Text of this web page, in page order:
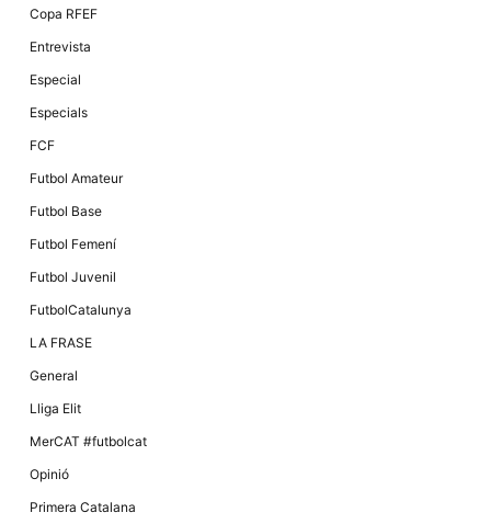
Copa RFEF
Entrevista
Especial
Especials
FCF
Futbol Amateur
Futbol Base
Futbol Femení
Futbol Juvenil
FutbolCatalunya
LA FRASE
General
Lliga Elit
MerCAT #futbolcat
Opinió
Primera Catalana